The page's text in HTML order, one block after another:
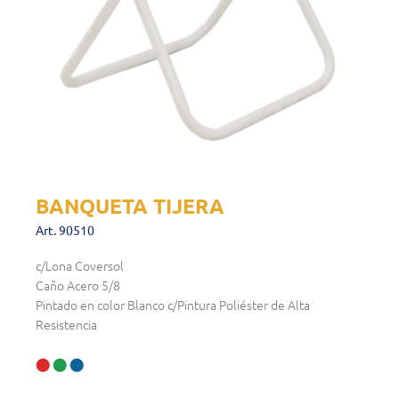
BANQUETA TIJERA
Art. 90510
c/Lona Coversol
Caño Acero 5/8
Pintado en color Blanco c/Pintura Poliéster de Alta
Resistencia